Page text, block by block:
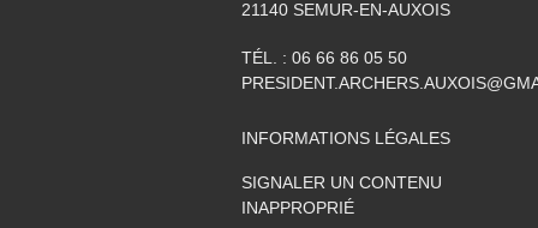
21140 SEMUR-EN-AUXOIS
TÉL. : 06 66 86 05 50
INFORMATIONS LÉGALES
SIGNALER UN CONTENU
INAPPROPRIÉ